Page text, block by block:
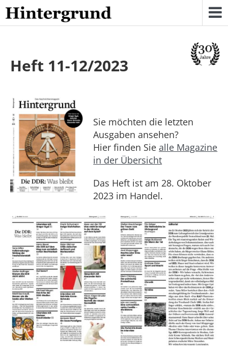
Skip
to
content
Heft 11-12/2023
Sie möchten die letzten
Ausgaben ansehen?
Hier finden Siealle Magazine
in der Übersicht
Das Heft ist am 28. Oktober
2023 im Handel.